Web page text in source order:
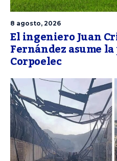
8 agosto, 2026
El ingeniero Juan
Fernández asume
Corpoelec